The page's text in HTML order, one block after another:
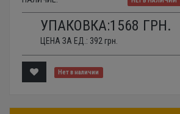
УПАКОВКА:1568 ГРН.
ЦЕНА ЗА ЕД.: 392 грн.
Нет в наличии